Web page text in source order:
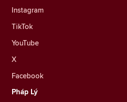
Instagram
TikTok
YouTube
X
Facebook
Pháp Lý